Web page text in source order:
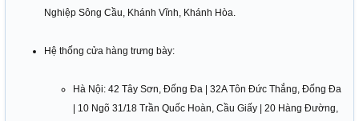
Nghiệp Sông Cầu, Khánh Vĩnh, Khánh Hòa.
Hệ thống cửa hàng trưng bày:
Hà Nội: 42 Tây Sơn, Đống Đa | 32A Tôn Đức Thắng, Đống Đa
| 10 Ngõ 31/18 Trần Quốc Hoàn, Cầu Giấy | 20 Hàng Đường,